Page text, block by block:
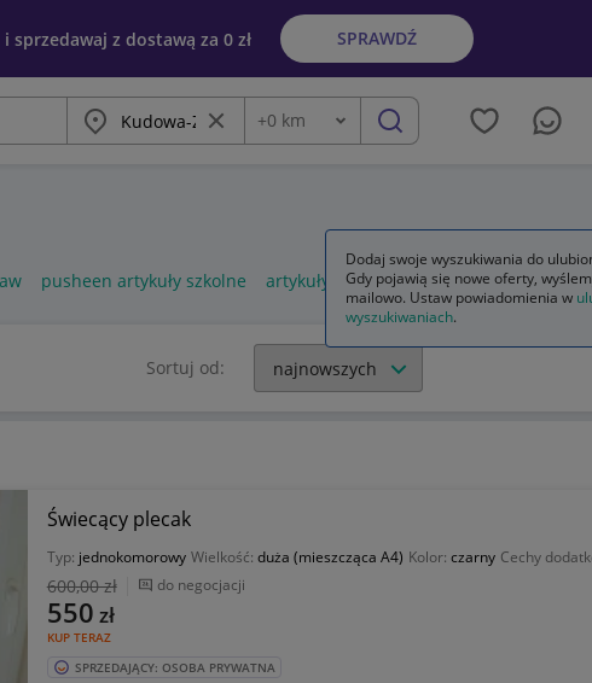
sprzedawaj z dostawą za 0 zł SPRAWDŹ
Miasto Wyczyść frazę
Odległość
+0 km szukaj
pusheen artykuły szkolne artykuły szkolne bambino
Sortuj od:
Świecący plecak
Typ: jednokomorowy Wielkość: duża (mieszcząca A4) Kolor: czarny Cechy
600,00 zł do negocjacji
KUP TERAZ
550 zł
SPRZEDAJĄCY: OSOBA PRYWATNA
Dodaj swoje wyszukiwania do
Gdy pojawią się nowe oferty,
mailowo. Ustaw powiadomienia w
wyszukiwaniach.